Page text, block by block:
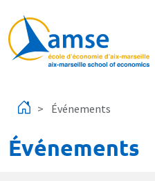
Événements
Événements